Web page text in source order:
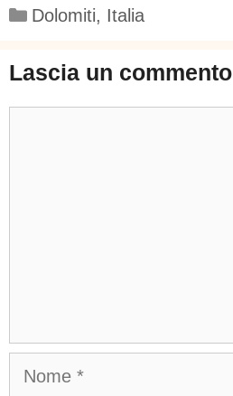
e t t
Categorie
Dolomiti, Italia
Lascia un commento
Nome